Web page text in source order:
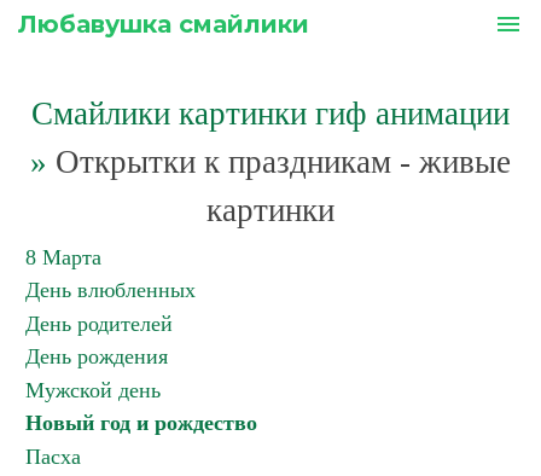
Любавушка смайлики menu
Смайлики картинки гиф анимации
» Открытки к праздникам - живые
картинки
8 Марта
День влюбленных
День родителей
День рождения
Мужской день
Новый год и рождество
Пасха